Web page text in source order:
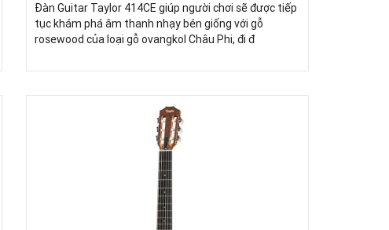
Đàn Guitar Taylor 414CE giúp người chơi sẽ được tiếp
tục khám phá âm thanh nhạy bén giống với gỗ
rosewood của loại gỗ ovangkol Châu Phi, đi đ